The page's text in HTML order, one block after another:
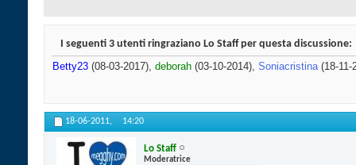
I seguenti 3 utenti ringraziano Lo Staff per questa discussione:
Betty23 (08-03-2017), deborah (03-10-2014), Soniacristina(18-11-
18-06-2011, 14:20
Lo Staff
Moderatrice